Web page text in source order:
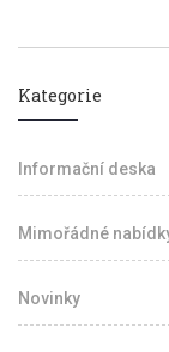
Kategorie
Informační deska
Mimořádné
Novinky